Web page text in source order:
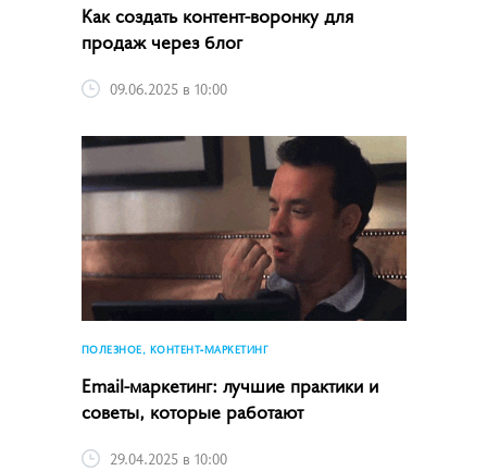
Как создать контент-воронку для
продаж через блог
09.06.2025 в 10:00
ПОЛЕЗНОЕ, КОНТЕНТ-МАРКЕТИНГ
Email-маркетинг: лучшие практики и
советы, которые работают
29.04.2025 в 10:00